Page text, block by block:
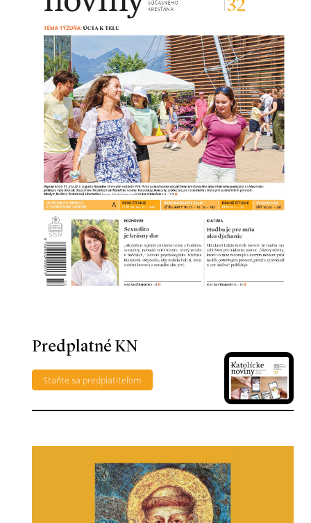
Predplatné KN
Staňte sa predplatiteľom